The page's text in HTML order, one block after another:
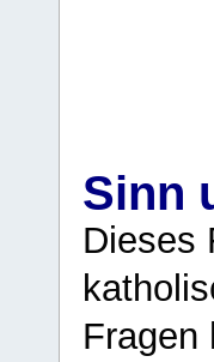
Sinn
Dieses
Fragen